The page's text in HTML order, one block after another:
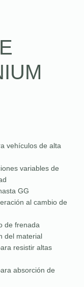
vehículos de alta
variables de
GG
al cambio de
de frenada
del material
resistir altas
absorción de